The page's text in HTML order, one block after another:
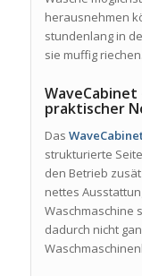
herausnehmen
stundenlang in
sie muffig riechen.
WaveCabinet
praktischer
Das
strukturierte
den Betrieb
nettes
Waschmaschine
dadurch nicht